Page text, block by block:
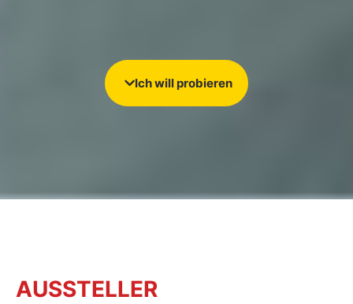
Ich will probieren
AUSSTELLER